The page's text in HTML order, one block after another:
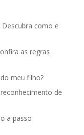
como e
as regras
meu filho?
de
a passo